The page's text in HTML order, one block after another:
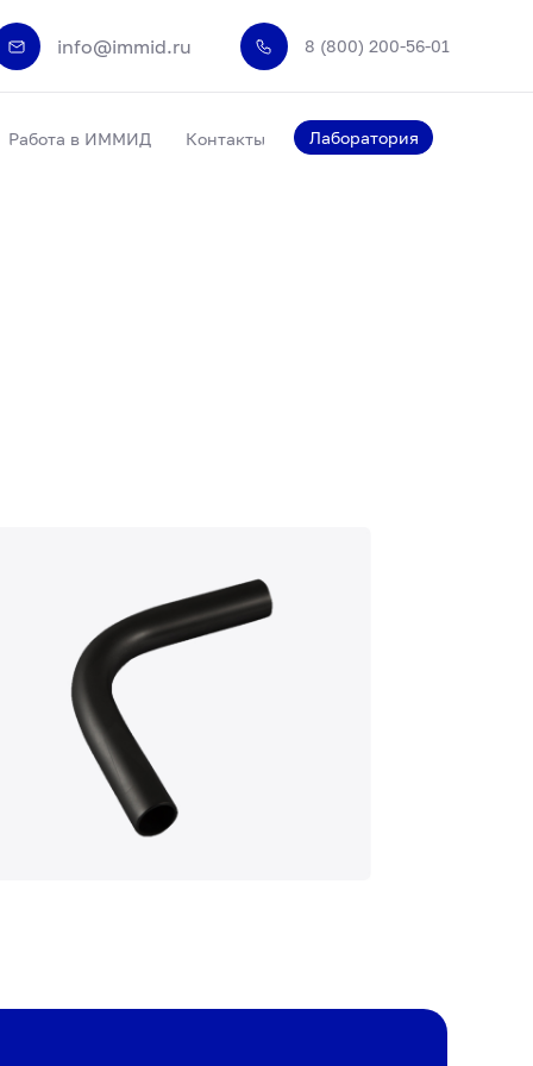
8 (800) 200-56-01
info@immid.ru
Работа в ИММИД Контакты Лаборатория